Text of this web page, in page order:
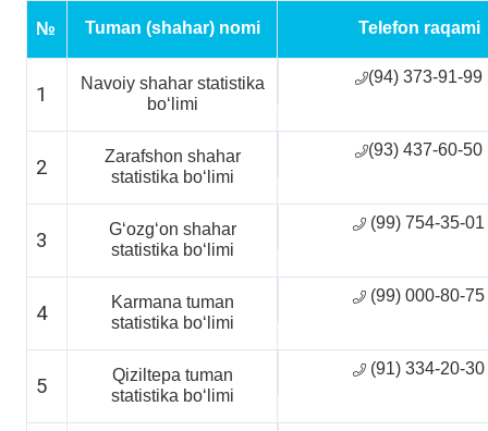
№ Tuman (shahar) nomi Telefon raqami
1
Navoiy shahar statistika
boʻlimi
(94) 373-91-99
2
Zarafshon shahar
statistika boʻlimi
(93) 437-60-50
3
Gʻozgʻon shahar
statistika boʻlimi
(99) 754-35-01
4
Karmana tuman
statistika boʻlimi
(99) 000-80-75
5
Qiziltepa tuman
statistika boʻlimi
(91) 334-20-30